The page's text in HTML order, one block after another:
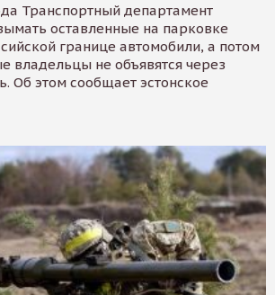
Транспортный департамент
оставленные на парковке
границе автомобили, а потом
владельцы не объявятся через
Об этом сообщает эстонское